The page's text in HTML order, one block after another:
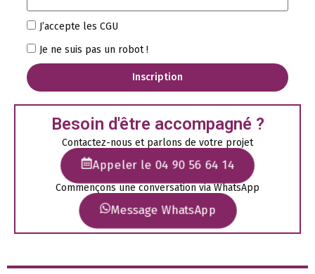
J’accepte les CGU
Je ne suis pas un robot !
Inscription
Besoin d'être accompagné ?
Contactez-nous et parlons de votre projet
Appeler le 04 90 56 64 14
Commençons une conversation via WhatsApp
Message WhatsApp